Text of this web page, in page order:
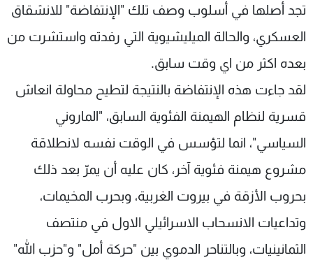
تجد أصلها في أسلوب وصف تلك "الإنتفاضة" للانشقاق
العسكري، والحالة الميليشيوية التي رفدته واستشرت من
بعده اكثر من اي وقت سابق.
لقد جاءت هذه الإنتفاضة بالنتيجة لتطيح محاولة انعاش
قسرية لنظام الهيمنة الفئوية السابق، "الماروني
السياسي"، انما لتؤسس في الوقت نفسه لانطلاقة
مشروع هيمنة فئوية آخر، كان عليه أن يمرّ بعد ذلك
بحروب الأزقة في بيروت الغربية، وبحرب المخيمات،
وتداعيات الانسحاب الاسرائيلي الاول في منتصف
الثمانينيات، وبالتناحر الدموي بين "حركة أمل" و"حزب الله"